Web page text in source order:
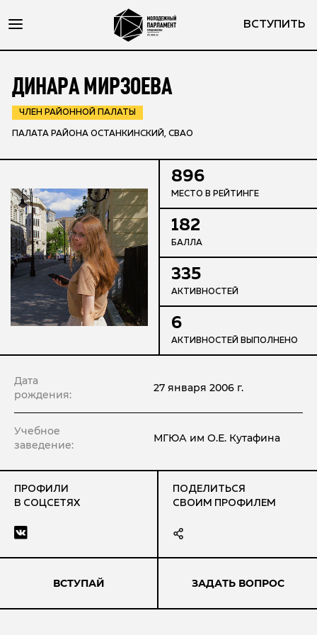
ВСТУПИТЬ
ДИНАРА МИРЗОЕВА
ЧЛЕН РАЙОННОЙ ПАЛАТЫ
ПАЛАТА РАЙОНА ОСТАНКИНСКИЙ, СВАО
896
МЕСТО В РЕЙТИНГЕ
182
БАЛЛА
335
АКТИВНОСТЕЙ
6
АКТИВНОСТЕЙ ВЫПОЛНЕНО
Дата
рождения:
27 января 2006 г.
Учебное
заведение:
МГЮА им О.Е. Кутафина
ПРОФИЛИ
В СОЦСЕТЯХ
ПОДЕЛИТЬСЯ
СВОИМ ПРОФИЛЕМ
ВСТУПАЙ ЗАДАТЬ ВОПРОС